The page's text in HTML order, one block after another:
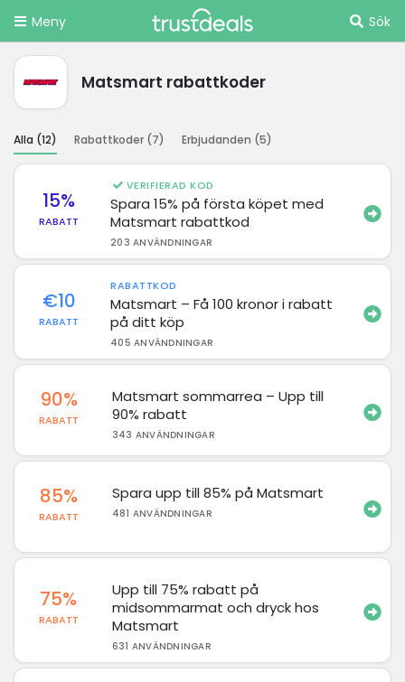
Meny Sök
Matsmart rabattkoder
Alla (12) Rabattkoder (7) Erbjudanden (5)
15%
RABATT
VERIFIERAD KOD
Spara 15% på första köpet med
Matsmart rabattkod
203 ANVÄNDNINGAR
€10
RABATT
RABATTKOD
Matsmart – Få 100 kronor i rabatt
på ditt köp
405 ANVÄNDNINGAR
90%
RABATT
Matsmart sommarrea – Upp till
90% rabatt
343 ANVÄNDNINGAR
85%
RABATT
Spara upp till 85% på Matsmart
481 ANVÄNDNINGAR
75%
RABATT
Upp till 75% rabatt på
midsommarmat och dryck hos
Matsmart
631 ANVÄNDNINGAR